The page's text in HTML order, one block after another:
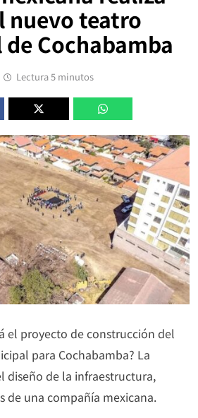
nuevo teatro
Cochabamba
Lectura 5 minutos
el proyecto de construcción del
para Cochabamba? La
diseño de la infraestructura,
de una compañía mexicana.